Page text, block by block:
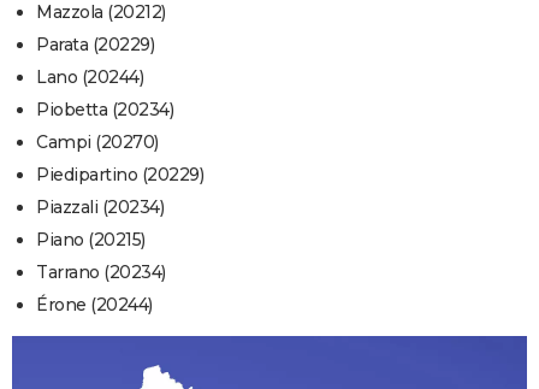
Mazzola (20212)
Parata (20229)
Lano (20244)
Piobetta (20234)
Campi (20270)
Piedipartino (20229)
Piazzali (20234)
Piano (20215)
Tarrano (20234)
Érone (20244)